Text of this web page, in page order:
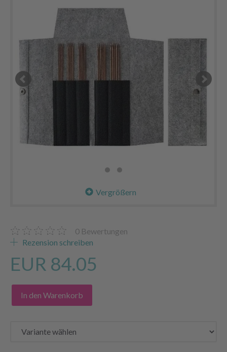
Vergrößern
0 Bewertungen
Rezension schreiben
EUR 84.05
In den Warenkorb